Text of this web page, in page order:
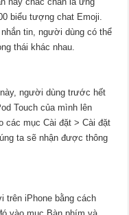
biểu tượng chat Emoji.
tin, người dùng có thể
thái khác nhau.
người dùng trước hết
Touch của mình lên
các mụcCài đặt > Cài đặt
ta sẽ nhận được thông
trên iPhone bằng cách